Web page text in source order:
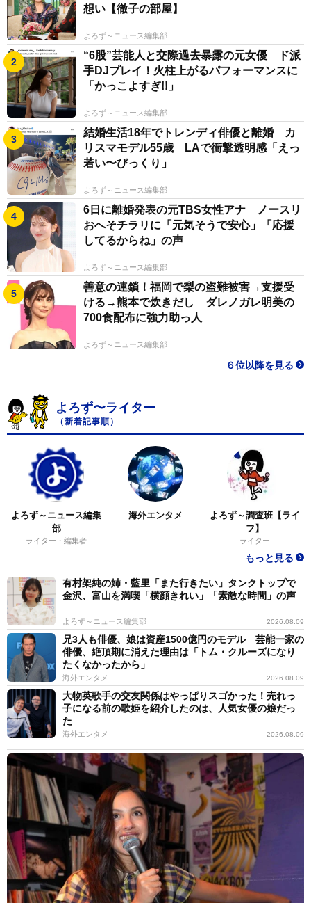
想い【徹子の部屋】
よろず～ニュース編集部
“6股”芸能人と交際過去暴露の元女優 ド派
手DJプレイ！火柱上がるパフォーマンスに
「かっこよすぎ!!」
よろず～ニュース編集部
結婚生活18年でトレンディ俳優と離婚 カ
リスマモデル55歳 LAで衝撃透明感「えっ
若い〜びっくり」
よろず～ニュース編集部
6日に離婚発表の元TBS女性アナ ノースリ
おへそチラリに「元気そうで安心」「応援
してるからね」の声
よろず～ニュース編集部
善意の連鎖！福岡で梨の盗難被害→支援受
ける→熊本で炊きだし ダレノガレ明美の
700食配布に強力助っ人
よろず～ニュース編集部
６位以降を見る
よろず〜ライター
（新着記事順）
よろず～ニュース編集
部
ライター・編集者
海外エンタメ
よろず～調査班【ライ
フ】
ライター
もっと見る
有村架純の姉・藍里「また行きたい」タンクトップで
金沢、富山を満喫「横顔きれい」「素敵な時間」の声
よろず～ニュース編集部 2026.08.09
兄3人も俳優、娘は資産1500億円のモデル 芸能一家の
俳優、絶頂期に消えた理由は「トム・クルーズになり
たくなかったから」
海外エンタメ 2026.08.09
大物英歌手の交友関係はやっぱりスゴかった！売れっ
子になる前の歌姫を紹介したのは、人気女優の娘だっ
た
海外エンタメ 2026.08.09